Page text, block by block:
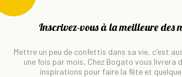
Inscrivez-vous à la meilleure des
Mettre un peu de confettis dans sa vie, c'est
une fois par mois, Chez Bogato vous livrera
inspirations pour faire la fête et